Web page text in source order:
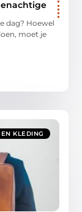
dag? Hoewel
moet je
KLEDING